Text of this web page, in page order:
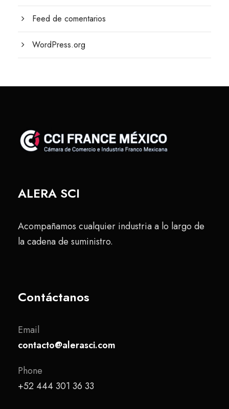
Feed de comentarios
WordPress.org
ALERA SCI
Acompañamos cualquier industria a lo largo de
la cadena de suministro.
Contáctanos
Email
contacto@alerasci.com
Phone
+52 444 301 36 33